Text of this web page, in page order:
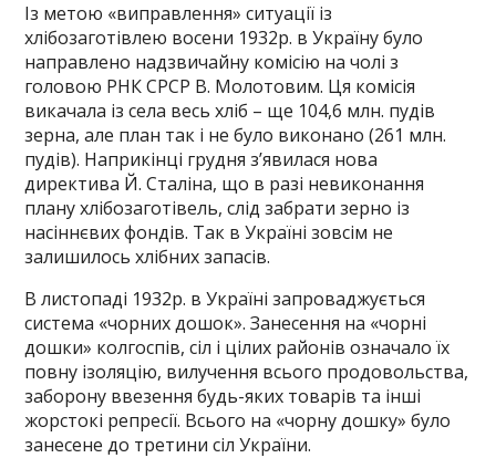
Із метою «виправлення» ситуації із
хлібозаготівлею восени 1932р. в Україну було
направлено надзвичайну комісію на чолі з
головою РНК СРСР В. Молотовим. Ця комісія
викачала із села весь хліб – ще 104,6 млн. пудів
зерна, але план так і не було виконано (261 млн.
пудів). Наприкінці грудня з’явилася нова
директива Й. Сталіна, що в разі невиконання
плану хлібозаготівель, слід забрати зерно із
насіннєвих фондів. Так в Україні зовсім не
залишилось хлібних запасів.
В листопаді 1932р. в Україні запроваджується
система «чорних дошок». Занесення на «чорні
дошки» колгоспів, сіл і цілих районів означало їх
повну ізоляцію, вилучення всього продовольства,
заборону ввезення будь-яких товарів та інші
жорстокі репресії. Всього на «чорну дошку» було
занесене до третини сіл України.